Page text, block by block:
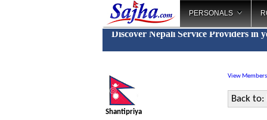
PERSONALS
Discover Nepali Service Providers in
Shantipriya
View Members
Back to: